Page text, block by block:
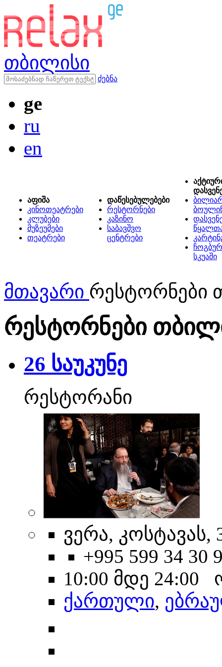
თბილისი
ძებნა
ge
ru
en
აფიშა
კინოთეატრები
კლუბები
მუზეუმები
თეატრები
დაწესებულებები
რესტორნები
კაზინო
საბავშვო
ცენტრები
სკუაში
მთავარი რესტორნები
რესტორნები
26 საუკუნე
რესტორანი
ვერა, კოსტავას,
+995 599 34 30
10:00 მდე 24:00
ქართული,